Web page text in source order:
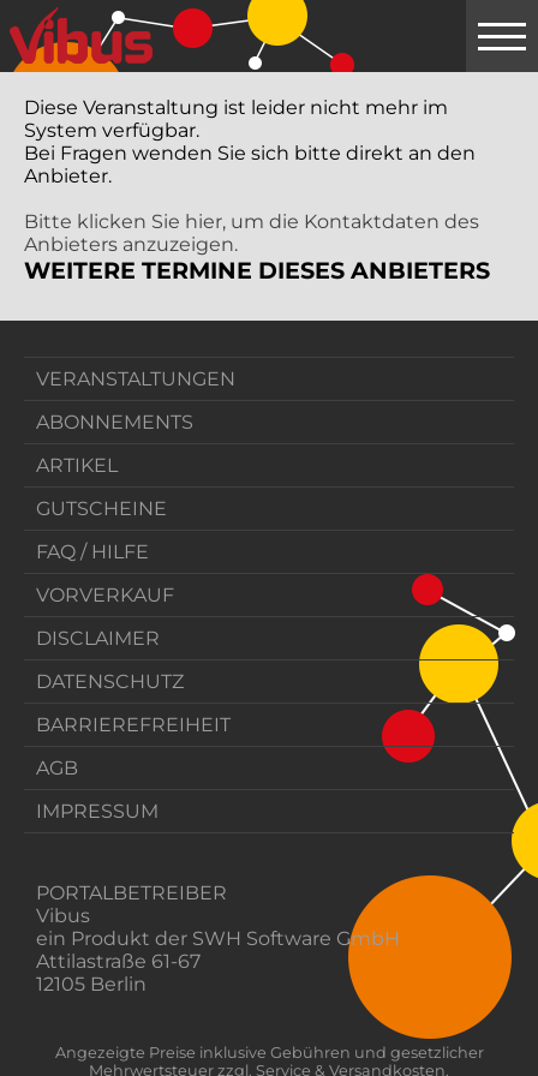
Springe
zum
Hauptinhalt
Diese Veranstaltung ist leider nicht mehr im
System verfügbar.
Bei Fragen wenden Sie sich bitte direkt an den
Anbieter.
Bitte klicken Sie hier, um die Kontaktdaten des
Anbieters anzuzeigen.
WEITERE TERMINE DIESES ANBIETERS
VERANSTALTUNGEN
ABONNEMENTS
ARTIKEL
GUTSCHEINE
FAQ / HILFE
VORVERKAUF
DISCLAIMER
DATENSCHUTZ
BARRIEREFREIHEIT
AGB
IMPRESSUM
PORTALBETREIBER
Vibus
ein Produkt der SWH Software GmbH
Attilastraße 61-67
12105 Berlin
Angezeigte Preise inklusive Gebühren und gesetzlicher
Mehrwertsteuer zzgl. Service & Versandkosten.